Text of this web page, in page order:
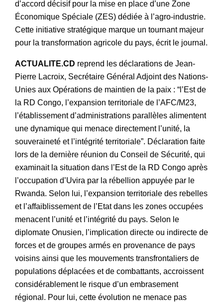
d’accord décisif pour la mise en place d’une Zone
Économique Spéciale (ZES) dédiée à l’agro-industrie.
Cette initiative stratégique marque un tournant majeur
pour la transformation agricole du pays, écrit le journal.
ACTUALITE.CD reprend les déclarations de Jean-
Pierre Lacroix, Secrétaire Général Adjoint des Nations-
Unies aux Opérations de maintien de la paix : “l’Est de
la RD Congo, l’expansion territoriale de l’AFC/M23,
l’établissement d’administrations parallèles alimentent
une dynamique qui menace directement l’unité, la
souveraineté et l’intégrité territoriale”. Déclaration faite
lors de la dernière réunion du Conseil de Sécurité, qui
examinait la situation dans l’Est de la RD Congo après
l’occupation d’Uvira par la rébellion appuyée par le
Rwanda. Selon lui, l’expansion territoriale des rebelles
et l’affaiblissement de l’Etat dans les zones occupées
menacent l’unité et l’intégrité du pays. Selon le
diplomate Onusien, l’implication directe ou indirecte de
forces et de groupes armés en provenance de pays
voisins ainsi que les mouvements transfrontaliers de
populations déplacées et de combattants, accroissent
considérablement le risque d’un embrasement
régional. Pour lui, cette évolution ne menace pas